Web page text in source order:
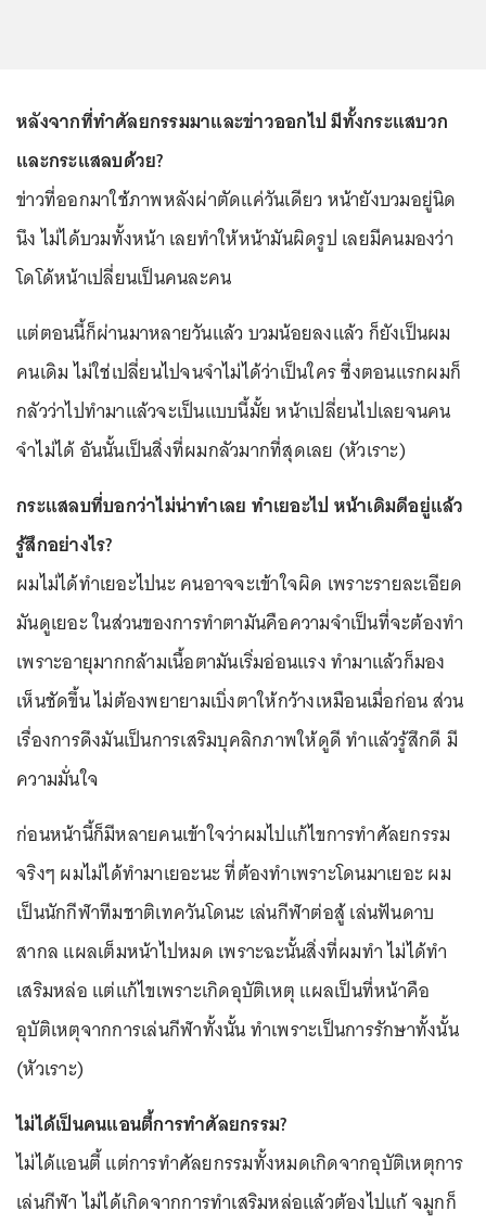
หลังจากที่ทำศัลยกรรมมาและข่าวออกไป มีทั้งกระแสบวก
และกระแสลบด้วย?
ข่าวที่ออกมาใช้ภาพหลังผ่าตัดแค่วันเดียว หน้ายังบวมอยู่นิด
นึง ไม่ได้บวมทั้งหน้า เลยทำให้หน้ามันผิดรูป เลยมีคนมองว่า
โดโด้หน้าเปลี่ยนเป็นคนละคน
แต่ตอนนี้ก็ผ่านมาหลายวันแล้ว บวมน้อยลงแล้ว ก็ยังเป็นผม
คนเดิม ไม่ใช่เปลี่ยนไปจนจำไม่ได้ว่าเป็นใคร ซึ่งตอนแรกผมก็
กลัวว่าไปทำมาแล้วจะเป็นแบบนี้มั้ย หน้าเปลี่ยนไปเลยจนคน
จำไม่ได้ อันนั้นเป็นสิ่งที่ผมกลัวมากที่สุดเลย (หัวเราะ)
กระแสลบที่บอกว่าไม่น่าทำเลย ทำเยอะไป หน้าเดิมดีอยู่แล้ว
รู้สึกอย่างไร?
ผมไม่ได้ทำเยอะไปนะ คนอาจจะเข้าใจผิด เพราะรายละเอียด
มันดูเยอะ ในส่วนของการทำตามันคือความจำเป็นที่จะต้องทำ
เพราะอายุมากกล้ามเนื้อตามันเริ่มอ่อนแรง ทำมาแล้วก็มอง
เห็นชัดขึ้น ไม่ต้องพยายามเบิ่งตาให้กว้างเหมือนเมื่อก่อน ส่วน
เรื่องการดึงมันเป็นการเสริมบุคลิกภาพให้ดูดี ทำแล้วรู้สึกดี มี
ความมั่นใจ
ก่อนหน้านี้ก็มีหลายคนเข้าใจว่าผมไปแก้ไขการทำศัลยกรรม
จริงๆ ผมไม่ได้ทำมาเยอะนะ ที่ต้องทำเพราะโดนมาเยอะ ผม
เป็นนักกีฬาทีมชาติเทควันโดนะ เล่นกีฬาต่อสู้ เล่นฟันดาบ
สากล แผลเต็มหน้าไปหมด เพราะฉะนั้นสิ่งที่ผมทำ ไม่ได้ทำ
เสริมหล่อ แต่แก้ไขเพราะเกิดอุบัติเหตุ แผลเป็นที่หน้าคือ
อุบัติเหตุจากการเล่นกีฬาทั้งนั้น ทำเพราะเป็นการรักษาทั้งนั้น
(หัวเราะ)
ไม่ได้เป็นคนแอนตี้การทำศัลยกรรม?
ไม่ได้แอนตี้ แต่การทำศัลยกรรมทั้งหมดเกิดจากอุบัติเหตุการ
เล่นกีฬา ไม่ได้เกิดจากการทำเสริมหล่อแล้วต้องไปแก้ จมูกก็